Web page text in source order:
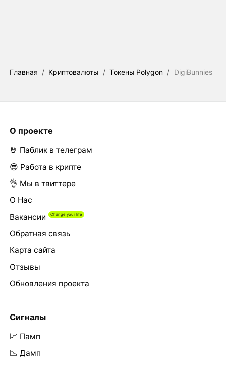
Главная / Криптовалюты / Токены Polygon / DigiBunnies
О проекте
🤘 Паблик в телеграм
😎 Работа в крипте
👌 Мы в твиттере
О Нас
Вакансии
Обратная связь
Карта сайта
Отзывы
Обновления проекта
Сигналы
📈 Памп
📉 Дамп